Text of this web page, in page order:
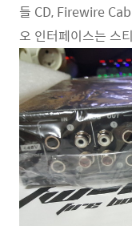
들 CD, Firewire
오 인터페이스는 스